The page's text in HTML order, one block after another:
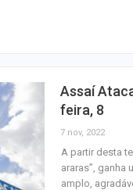
Assaí
feira, 8
7 nov, 2022
A partir desta
araras”, ganha
amplo,